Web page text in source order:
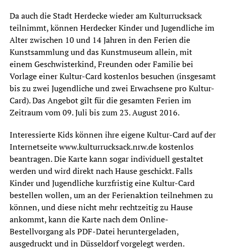
Da auch die Stadt Herdecke wieder am Kulturrucksack
teilnimmt, können Herdecker Kinder und Jugendliche im
Alter zwischen 10 und 14 Jahren in den Ferien die
Kunstsammlung und das Kunstmuseum allein, mit
einem Geschwisterkind, Freunden oder Familie bei
Vorlage einer Kultur-Card kostenlos besuchen (insgesamt
bis zu zwei Jugendliche und zwei Erwachsene pro Kultur-
Card). Das Angebot gilt für die gesamten Ferien im
Zeitraum vom 09. Juli bis zum 23. August 2016.
Interessierte Kids können ihre eigene Kultur-Card auf der
Internetseite www.kulturrucksack.nrw.de kostenlos
beantragen. Die Karte kann sogar individuell gestaltet
werden und wird direkt nach Hause geschickt. Falls
Kinder und Jugendliche kurzfristig eine Kultur-Card
bestellen wollen, um an der Ferienaktion teilnehmen zu
können, und diese nicht mehr rechtzeitig zu Hause
ankommt, kann die Karte nach dem Online-
Bestellvorgang als PDF-Datei heruntergeladen,
ausgedruckt und in Düsseldorf vorgelegt werden.